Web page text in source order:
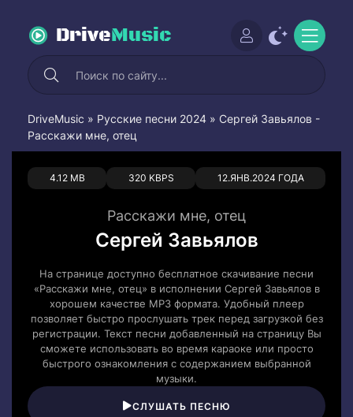
DriveMusic
DriveMusic » Русские песни 2024 » Сергей Завьялов -
Расскажи мне, отец
4.12 MB 320 KBPS 12.ЯНВ.2024 ГОДА
1 0
Расскажи мне, отец
Сергей Завьялов
На странице доступно бесплатное скачивание песни
«Расскажи мне, отец» в исполнении Сергей Завьялов в
хорошем качестве MP3 формата. Удобный плеер
позволяет быстро прослушать трек перед загрузкой без
регистрации. Текст песни добавленный на страницу Вы
сможете использовать во время караоке или просто
быстрого ознакомления с содержанием выбранной
музыки.
СЛУШАТЬ ПЕСНЮ